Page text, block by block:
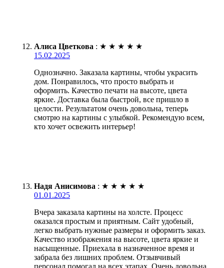
Алиса Цветкова : ★ ★ ★ ★ ★
15.02.2025
Однозначно. Заказала картины, чтобы украсить
дом. Понравилось, что просто выбрать и
оформить. Качество печати на высоте, цвета
яркие. Доставка была быстрой, все пришло в
целости. Результатом очень довольна, теперь
смотрю на картины с улыбкой. Рекомендую всем,
кто хочет освежить интерьер!
Надя Анисимова : ★ ★ ★ ★ ★
01.01.2025
Вчера заказала картины на холсте. Процесс
оказался простым и приятным. Сайт удобный,
легко выбрать нужные размеры и оформить заказ.
Качество изображения на высоте, цвета яркие и
насыщенные. Приехала в назначенное время и
забрала без лишних проблем. Отзывчивый
персонал помогал на всех этапах. Очень довольна